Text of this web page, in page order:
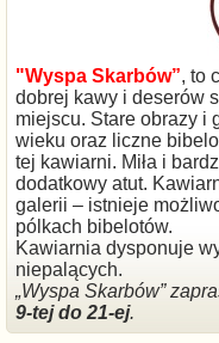
"Wyspa Skarbów”, to
dobrej kawy i deserów
miejscu. Stare obrazy i
wieku oraz liczne
tej kawiarni. Miła i
dodatkowy atut.
galerii – istnieje
pólkach bibelotów.
Kawiarnia dysponuje
niepalących.
„Wyspa Skarbów”
9-tej do 21-ej.